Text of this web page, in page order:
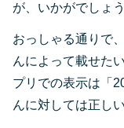
が、いかがでしょう
おっしゃる通りで
んによって載せた
プリでの表示は「
んに対しては正し